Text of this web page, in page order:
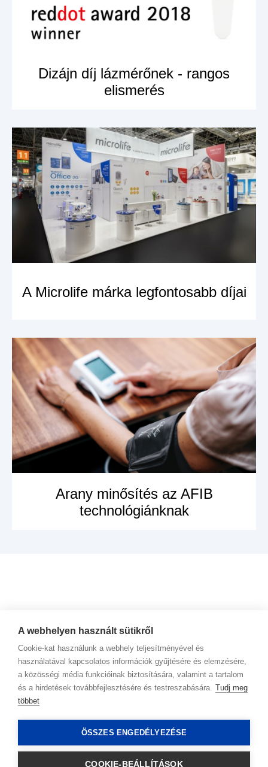
Dizájn díj lázmérőnek - rangos
elismerés
MEGNÉZEM A
A Microlife márka legfontosabb díjai
MEGNÉZEM A
Arany minősítés az AFIB
technológiánknak
MEGNÉZEM A
Kapcsolat
Adatkezelési irányelvek
A webhelyen használt sütikről
Cookie-kat használunk a webhely teljesítményével és
használatával kapcsolatos információk gyűjtésére és elemzésére,
a közösségi média funkcióinak biztosítására, valamint a tartalom
és a hirdetések továbbfejlesztésére és testreszabására. Tudj meg
többet
ÖSSZES ENGEDÉLYEZÉSE
COOKIE-BEÁLLÍTÁSOK